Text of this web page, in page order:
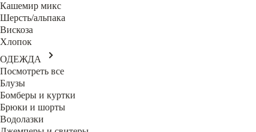
Кашемир микс
Шерсть/альпака
Вискоза
Хлопок
ОДЕЖДА
Посмотреть все
Блузы
Бомберы и куртки
Брюки и шорты
Водолазки